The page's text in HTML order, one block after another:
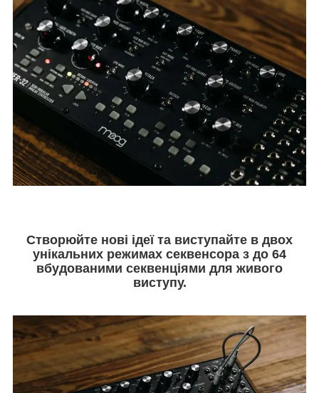
Створюйте нові ідеї та виступайте в двох
унікальних режимах секвенсора з до 64
вбудованими секвенціями для живого
виступу.